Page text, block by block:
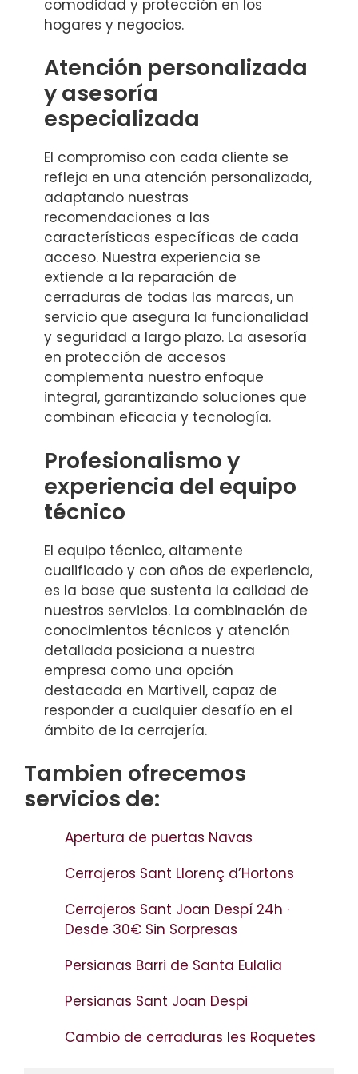
comodidad y protección en los
hogares y negocios.
Atención personalizada
y asesoría
especializada
El compromiso con cada cliente se
refleja en una atención personalizada,
adaptando nuestras
recomendaciones a las
características específicas de cada
acceso. Nuestra experiencia se
extiende a la reparación de
cerraduras de todas las marcas, un
servicio que asegura la funcionalidad
y seguridad a largo plazo. La asesoría
en protección de accesos
complementa nuestro enfoque
integral, garantizando soluciones que
combinan eficacia y tecnología.
Profesionalismo y
experiencia del equipo
técnico
El equipo técnico, altamente
cualificado y con años de experiencia,
es la base que sustenta la calidad de
nuestros servicios. La combinación de
conocimientos técnicos y atención
detallada posiciona a nuestra
empresa como una opción
destacada en Martivell, capaz de
responder a cualquier desafío en el
ámbito de la cerrajería.
Tambien ofrecemos
servicios de:
Apertura de puertas Navas
Cerrajeros Sant Llorenç d’Hortons
Cerrajeros Sant Joan Despí 24h ·
Desde 30€ Sin Sorpresas
Persianas Barri de Santa Eulalia
Persianas Sant Joan Despi
Cambio de cerraduras les Roquetes